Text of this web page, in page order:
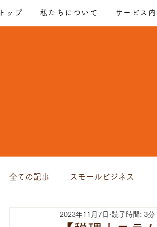
トップ 私たちについて サービス内
全ての記事 スモールビジネス
2023年11月7日 読了時間: 3分